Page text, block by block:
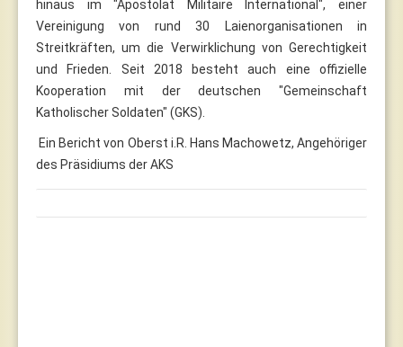
hinaus im "Apostolat Militaire International", einer
Vereinigung von rund 30 Laienorganisationen in
Streitkräften, um die Verwirklichung von Gerechtigkeit
und Frieden. Seit 2018 besteht auch eine offizielle
Kooperation mit der deutschen "Gemeinschaft
Katholischer Soldaten" (GKS).
Ein Bericht von Oberst i.R. Hans Machowetz, Angehöriger
des Präsidiums der AKS